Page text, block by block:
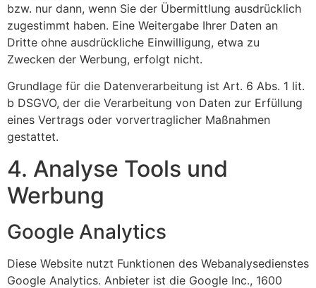
bzw. nur dann, wenn Sie der Übermittlung ausdrücklich
zugestimmt haben. Eine Weitergabe Ihrer Daten an
Dritte ohne ausdrückliche Einwilligung, etwa zu
Zwecken der Werbung, erfolgt nicht.
Grundlage für die Datenverarbeitung ist Art. 6 Abs. 1 lit.
b DSGVO, der die Verarbeitung von Daten zur Erfüllung
eines Vertrags oder vorvertraglicher Maßnahmen
gestattet.
4. Analyse Tools und
Werbung
Google Analytics
Diese Website nutzt Funktionen des Webanalysedienstes
Google Analytics. Anbieter ist die Google Inc., 1600